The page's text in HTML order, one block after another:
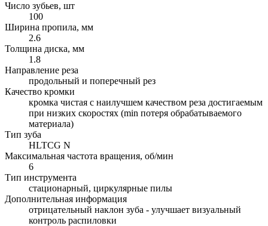
Число зубьев, шт
100
Ширина пропила, мм
2.6
Толщина диска, мм
1.8
Направление реза
продольный и поперечный рез
Качество кромки
кромка чистая с наилучшем качеством реза достигаемым
при низких скоростях (min потеря обрабатываемого
материала)
Тип зуба
HLTCG N
Максимальная частота вращения, об/мин
6
Тип инструмента
стационарный, циркулярные пилы
Дополнительная информация
отрицательный наклон зуба - улучшает визуальный
контроль распиловки